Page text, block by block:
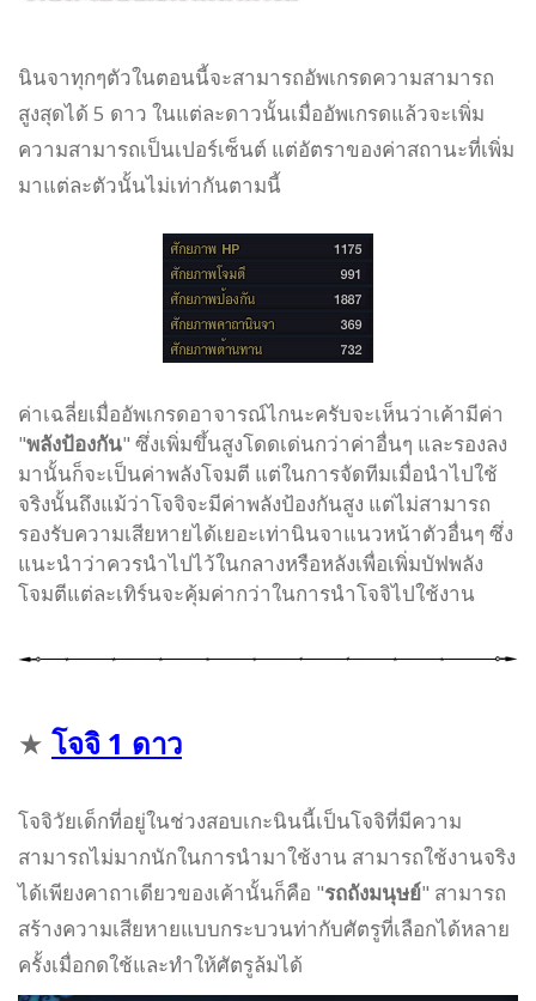
นินจาทุกๆตัวในตอนนี้จะสามารถอัพเกรดความสามารถ
สูงสุดได้ 5 ดาว ในแต่ละดาวนั้นเมื่ออัพเกรดแล้วจะเพิ่ม
ความสามารถเป็นเปอร์เซ็นต์ แต่อัตราของค่าสถานะที่เพิ่ม
มาแต่ละตัวนั้นไม่เท่ากันตามนี้
ค่าเฉลี่ยเมื่ออัพเกรดอาจารณ์ไกนะครับจะเห็นว่าเค้ามีค่า
"พลังป้องกัน" ซึ่งเพิ่มขึ้นสูงโดดเด่นกว่าค่าอื่นๆ และรองลง
มานั้นก็จะเป็นค่าพลังโจมตี แต่ในการจัดทีมเมื่อนำไปใช้
จริงนั้นถึงแม้ว่าโจจิจะมีค่าพลังป้องกันสูง แต่ไม่สามารถ
รองรับความเสียหายได้เยอะเท่านินจาแนวหน้าตัวอื่นๆ ซึ่ง
แนะนำว่าควรนำไปไว้ในกลางหรือหลังเพื่อเพิ่มบัฟพลัง
โจมตีแต่ละเทิร์นจะคุ้มค่ากว่าในการนำโจจิไปใช้งาน
★ โจจิ 1 ดาว
โจจิวัยเด็กที่อยู่ในช่วงสอบเกะนินนี้เป็นโจจิที่มีความ
สามารถไม่มากนักในการนำมาใช้งาน สามารถใช้งานจริง
ได้เพียงคาถาเดียวของเค้านั้นก็คือ "รถถังมนุษย์" สามารถ
สร้างความเสียหายแบบกระบวนท่ากับศัตรูที่เลือกได้หลาย
ครั้งเมื่อกดใช้และทำให้ศัตรูล้มได้